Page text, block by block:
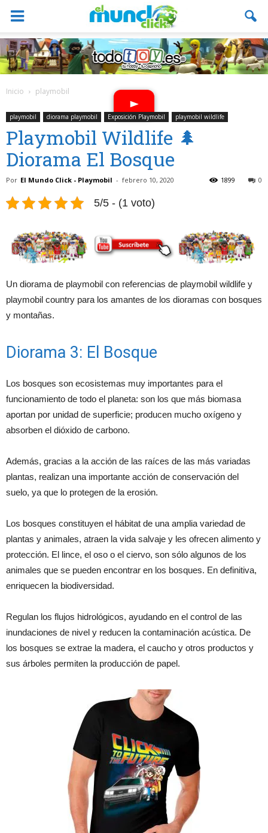
Inicio playmobil
playmobil diorama playmobil Exposición Playmobil playmobil wildlife
Playmobil Wildlife 🌲
Diorama El Bosque
Por El Mundo Click - Playmobil - febrero 10, 2020 0
1899
5/5 - (1 voto)
Un diorama de playmobil con referencias de playmobil wildlife y
playmobil country para los amantes de los dioramas con bosques
y montañas.
Diorama 3: El Bosque
Los bosques son ecosistemas muy importantes para el
funcionamiento de todo el planeta: son los que más biomasa
aportan por unidad de superficie; producen mucho oxígeno y
absorben el dióxido de carbono.
Además, gracias a la acción de las raíces de las más variadas
plantas, realizan una importante acción de conservación del
suelo, ya que lo protegen de la erosión.
Los bosques constituyen el hábitat de una amplia variedad de
plantas y animales, atraen la vida salvaje y les ofrecen alimento y
protección. El lince, el oso o el ciervo, son sólo algunos de los
animales que se pueden encontrar en los bosques. En definitiva,
enriquecen la biodiversidad.
Regulan los flujos hidrológicos, ayudando en el control de las
inundaciones de nivel y reducen la contaminación acústica. De
los bosques se extrae la madera, el caucho y otros productos y
sus árboles permiten la producción de papel.